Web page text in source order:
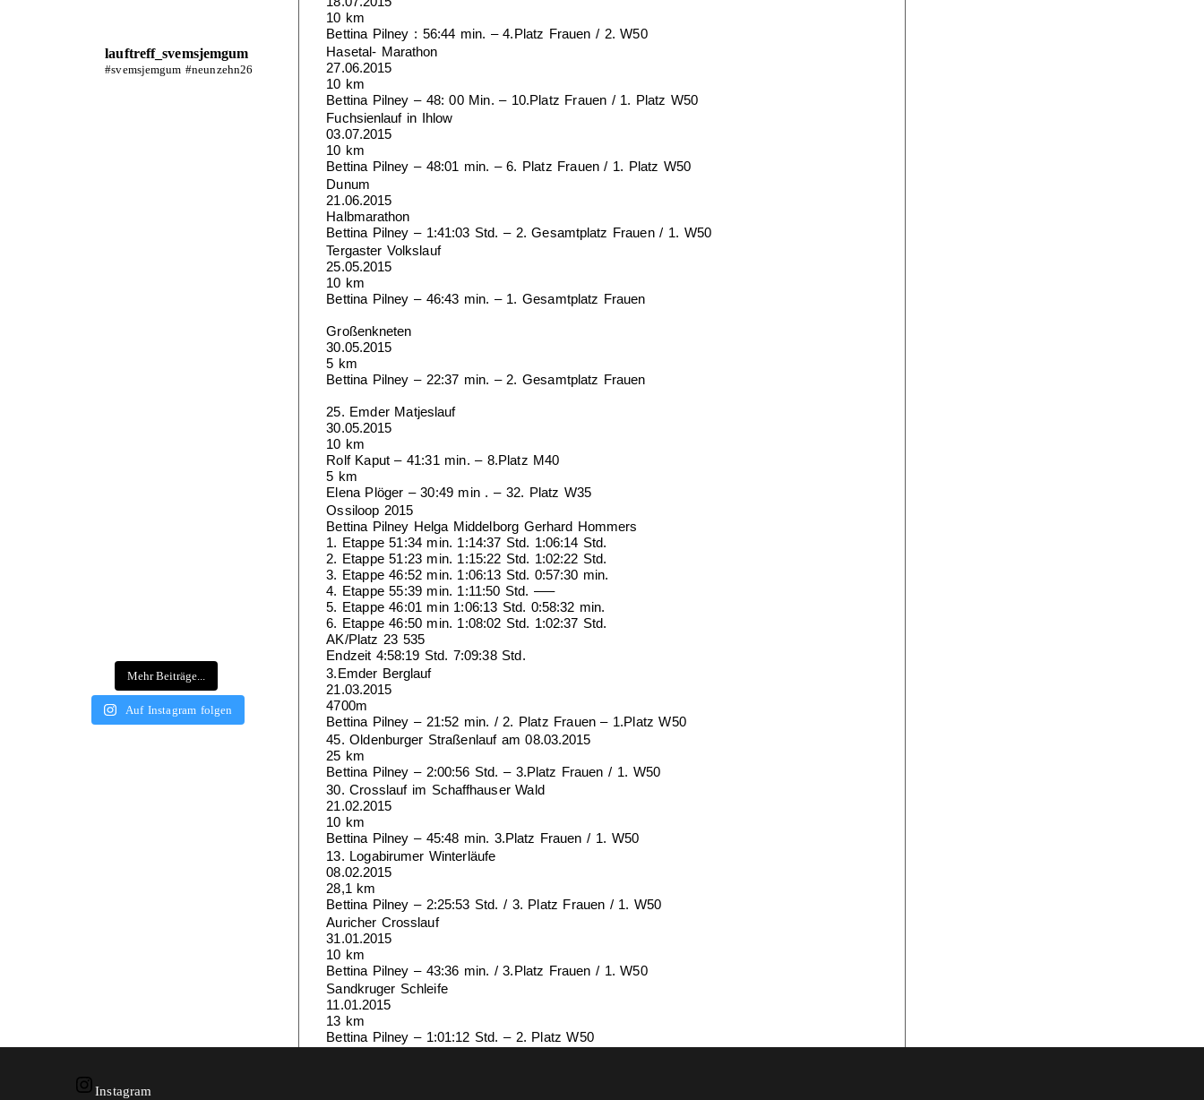
10 km
Bettina Pilney : 56:44 min. – 4.Platz Frauen / 2. W50
Hasetal- Marathon
27.06.2015
10 km
Bettina Pilney – 48: 00 Min. – 10.Platz Frauen / 1. Platz W50
Fuchsienlauf in Ihlow
03.07.2015
10 km
Bettina Pilney – 48:01 min. – 6. Platz Frauen / 1. Platz W50
Dunum
21.06.2015
Halbmarathon
Bettina Pilney – 1:41:03 Std. – 2. Gesamtplatz Frauen / 1. W50
Tergaster Volkslauf
25.05.2015
10 km
Bettina Pilney – 46:43 min. – 1. Gesamtplatz Frauen
Großenkneten
30.05.2015
5 km
Bettina Pilney – 22:37 min. – 2. Gesamtplatz Frauen
25. Emder Matjeslauf
30.05.2015
10 km
Rolf Kaput – 41:31 min. – 8.Platz M40
5 km
Elena Plöger – 30:49 min . – 32. Platz W35
Ossiloop 2015
Bettina Pilney Helga Middelborg Gerhard Hommers
1. Etappe 51:34 min. 1:14:37 Std. 1:06:14 Std.
2. Etappe 51:23 min. 1:15:22 Std. 1:02:22 Std.
3. Etappe 46:52 min. 1:06:13 Std. 0:57:30 min.
4. Etappe 55:39 min. 1:11:50 Std. —–
5. Etappe 46:01 min 1:06:13 Std. 0:58:32 min.
6. Etappe 46:50 min. 1:08:02 Std. 1:02:37 Std.
AK/Platz 23 535
Endzeit 4:58:19 Std. 7:09:38 Std.
3.Emder Berglauf
21.03.2015
4700m
Bettina Pilney – 21:52 min. / 2. Platz Frauen – 1.Platz W50
45. Oldenburger Straßenlauf am 08.03.2015
25 km
Bettina Pilney – 2:00:56 Std. – 3.Platz Frauen / 1. W50
30. Crosslauf im Schaffhauser Wald
21.02.2015
10 km
Bettina Pilney – 45:48 min. 3.Platz Frauen / 1. W50
13. Logabirumer Winterläufe
08.02.2015
28,1 km
Bettina Pilney – 2:25:53 Std. / 3. Platz Frauen / 1. W50
Auricher Crosslauf
31.01.2015
10 km
Bettina Pilney – 43:36 min. / 3.Platz Frauen / 1. W50
Sandkruger Schleife
11.01.2015
13 km
Bettina Pilney – 1:01:12 Std. – 2. Platz W50
lauftreff_svemsjemgum
#svemsjemgum #neunzehn26
Mehr Beiträge...
Auf Instagram folgen
Instagram